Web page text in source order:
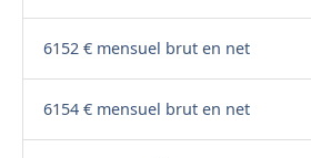
6152 € mensuel brut en net
6154 € mensuel brut en net